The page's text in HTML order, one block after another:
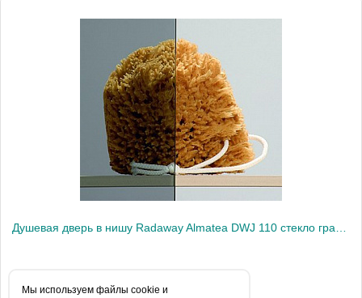
41 958 руб.
Мы используем файлы сookie и